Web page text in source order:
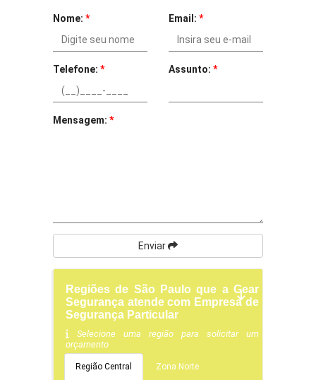
Nome: * Email: *
Telefone: * Assunto: *
Mensagem: *
Enviar
Regiões de São Paulo que a Gear
Segurança atende com Empresa de
Segurança Particular
Selecione uma região para solicitar um
orçamento
Região Central Zona Norte